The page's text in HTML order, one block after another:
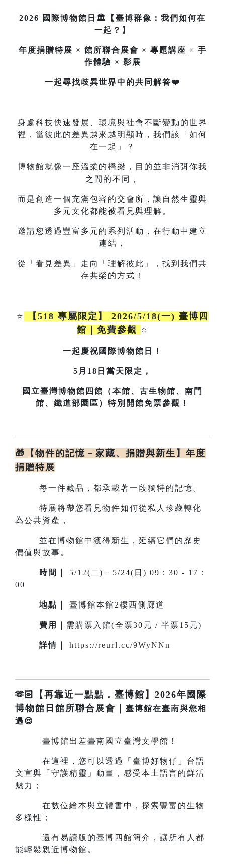
2026 國際博物館日🏛️【臺博群像：我們如何在
一起？】
年度捐贈特展 × 館所聯合展會 × 專題講座 × 手
作體驗 × 影展
一起尋找歧異世界中的共同解答❤️
身處科技快速發展、環境與社會不斷變動的世界
裡，當彼此的差異越來越明顯時，我們該「如何
在一起」？
博物館就像一座溫柔的橋梁，目的並非消弭你我
之間的不同，
而是創造一個充滿包容的交會所，讓自然生靈與
多元文化都能被看見與理解。
邀請您透過豐富多元的系列活動，在行動中建立
連結，
從「看見差異」走向「理解彼此」，找到我們共
存共榮的方式！
⭐
【518 專屬限定】 2026/5/18(一) 臺博四
館｜免費參觀 ⭐
一起慶祝國際博物館日！
5月18日當天限定，
國立臺灣博物館四館（本館、古生物館、南門
館、鐵道部園區）特別開館免票參觀！
🎁【物件的記憶－家藏、捐贈與新生】年度
捐贈特展
每一件藏品，都承載著一段獨特的記憶。
特展將帶您看見物件如何從私人珍藏轉化
為公共資產，
並在博物館中獲得新生，延續它們的歷史
價值與故事。
時間｜
5/12(二)－5/24(日) 09：30 - 17：
00
地點 臺博館本館2樓西側廊道
費用｜ 需購票入館(全票30元 / 半票15元)
詳情 https://reurl.cc/9WyNNn
🫶🏻【再靠近一點點．臺博館】2026年國際
博物館日館所聯合展會｜ 臺博館在臺南與您相
遇😍
臺博館出差臺南國立臺灣文學館！
在這裡，您可以透過「臺博好物仔」台語
文宣與「守護精靈」動畫，感受本土語言的鮮活
魅力；
在數位繪本與立體書中，探索豐富的生物
多樣性；
還有易讀版的臺博四館簡介，讓所有人都
能輕鬆親近博物館。